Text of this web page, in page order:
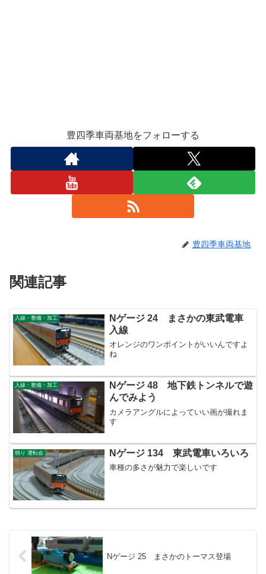
豊四季車両基地をフォローする
豊四季車両基地
関連記事
入線・整備・加工
Nゲージ 24 まさかの東武電車
入線
オレンジのワンポイントがいいんですよ
ね
入線・整備・加工
Nゲージ 48 地下鉄トンネルで遊
んでみよう
カメラアングルによっていい画が撮れま
す
独り 運転会 Nゲージ 134 東武電車いろいろ
車種の多さが魅力で楽しいです
Nゲージ 25 まさかのトーマス登場